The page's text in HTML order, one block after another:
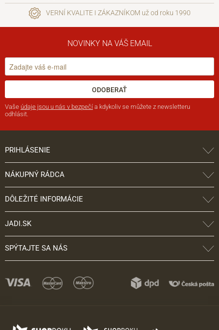
VERNÍ KVALITE I ZÁKAZNÍKOM už od roku 1990
NOVINKY NA VÁŠ EMAIL
ODOBERAŤ
Vaše údaje jsou u nás v bezpečí a kdykoliv se můžete z newsletteru
odhlásit.
PRIHLÁSENIE
NÁKUPNÝ RÁDCA
DÔLEŽITÉ INFORMÁCIE
JADI.SK
SPÝTAJTE SA NÁS